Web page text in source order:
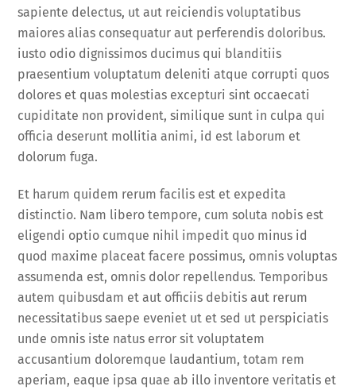
sapiente delectus, ut aut reiciendis voluptatibus
maiores alias consequatur aut perferendis doloribus.
iusto odio dignissimos ducimus qui blanditiis
praesentium voluptatum deleniti atque corrupti quos
dolores et quas molestias excepturi sint occaecati
cupiditate non provident, similique sunt in culpa qui
officia deserunt mollitia animi, id est laborum et
dolorum fuga.
Et harum quidem rerum facilis est et expedita
distinctio. Nam libero tempore, cum soluta nobis est
eligendi optio cumque nihil impedit quo minus id
quod maxime placeat facere possimus, omnis voluptas
assumenda est, omnis dolor repellendus. Temporibus
autem quibusdam et aut officiis debitis aut rerum
necessitatibus saepe eveniet ut et sed ut perspiciatis
unde omnis iste natus error sit voluptatem
accusantium doloremque laudantium, totam rem
aperiam, eaque ipsa quae ab illo inventore veritatis et